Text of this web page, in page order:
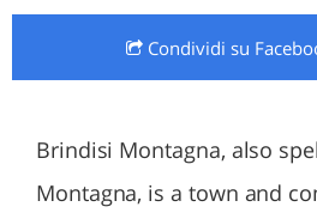
Condividi su
Brindisi Montagna, also
Montagna, is a town and